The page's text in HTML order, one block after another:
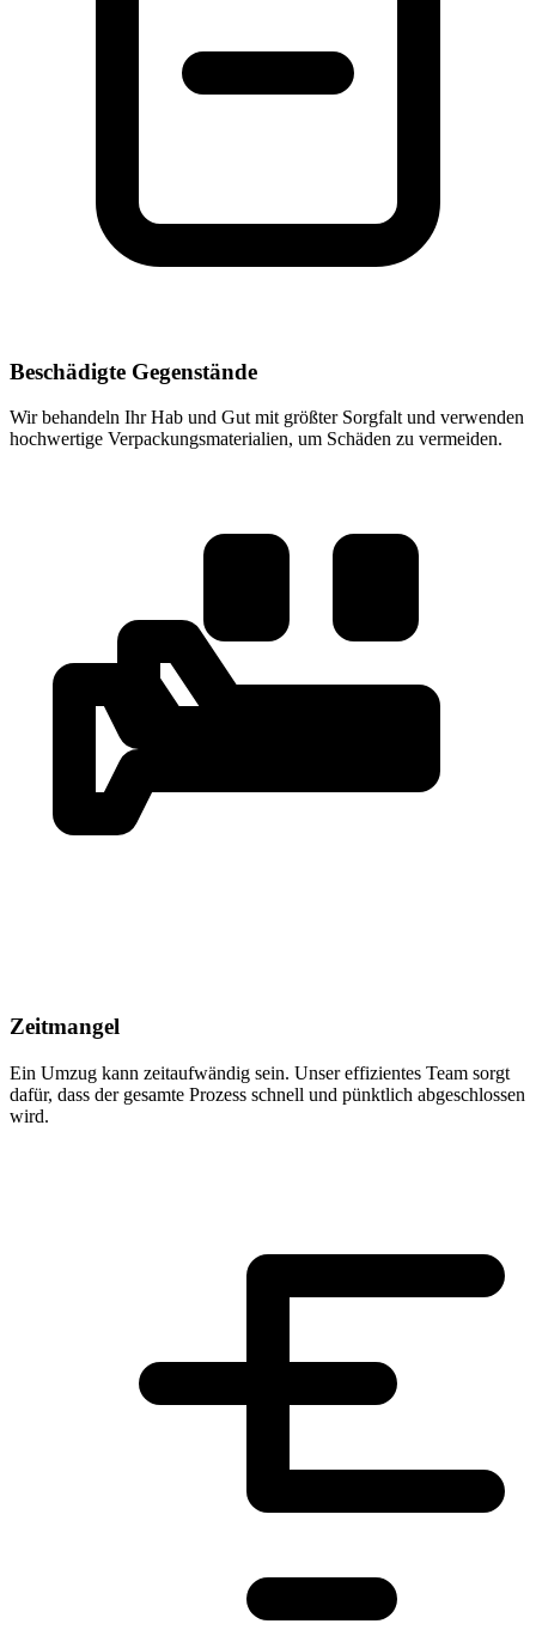
Beschädigte Gegenstände
Wir behandeln Ihr Hab und Gut mit größter Sorgfalt und verwenden
hochwertige Verpackungsmaterialien, um Schäden zu vermeiden.
Zeitmangel
Ein Umzug kann zeitaufwändig sein. Unser effizientes Team sorgt
dafür, dass der gesamte Prozess schnell und pünktlich abgeschlossen
wird.